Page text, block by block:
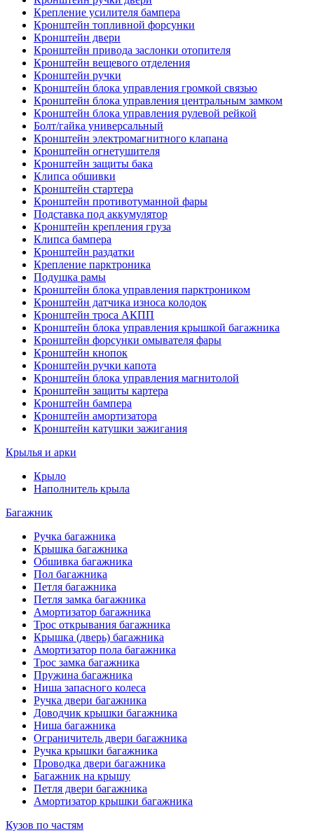
Крепление усилителя бампера
Кронштейн топливной форсунки
Кронштейн двери
Кронштейн привода заслонки отопителя
Кронштейн вещевого отделения
Кронштейн ручки
Кронштейн блока управления громкой связью
Кронштейн блока управления центральным замком
Кронштейн блока управления рулевой рейкой
Болт/гайка универсальный
Кронштейн электромагнитного клапана
Кронштейн огнетушителя
Кронштейн защиты бака
Клипса обшивки
Кронштейн стартера
Кронштейн противотуманной фары
Подставка под аккумулятор
Кронштейн крепления груза
Клипса бампера
Кронштейн раздатки
Крепление парктроника
Подушка рамы
Кронштейн блока управления парктроником
Кронштейн датчика износа колодок
Кронштейн троса АКПП
Кронштейн блока управления крышкой багажника
Кронштейн форсунки омывателя фары
Кронштейн кнопок
Кронштейн ручки капота
Кронштейн блока управления магнитолой
Кронштейн защиты картера
Кронштейн бампера
Кронштейн амортизатора
Кронштейн катушки зажигания
Крылья и арки
Крыло
Наполнитель крыла
Багажник
Ручка багажника
Крышка багажника
Обшивка багажника
Пол багажника
Петля багажника
Петля замка багажника
Амортизатор багажника
Трос открывания багажника
Крышка (дверь) багажника
Амортизатор пола багажника
Трос замка багажника
Пружина багажника
Ниша запасного колеса
Ручка двери багажника
Доводчик крышки багажника
Ниша багажника
Ограничитель двери багажника
Ручка крышки багажника
Проводка двери багажника
Багажник на крышу
Петля двери багажника
Амортизатор крышки багажника
Кузов по частям